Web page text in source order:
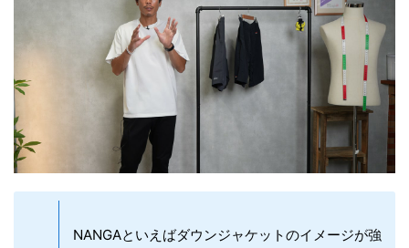
NANGAといえばダウンジャケットのイメージが強